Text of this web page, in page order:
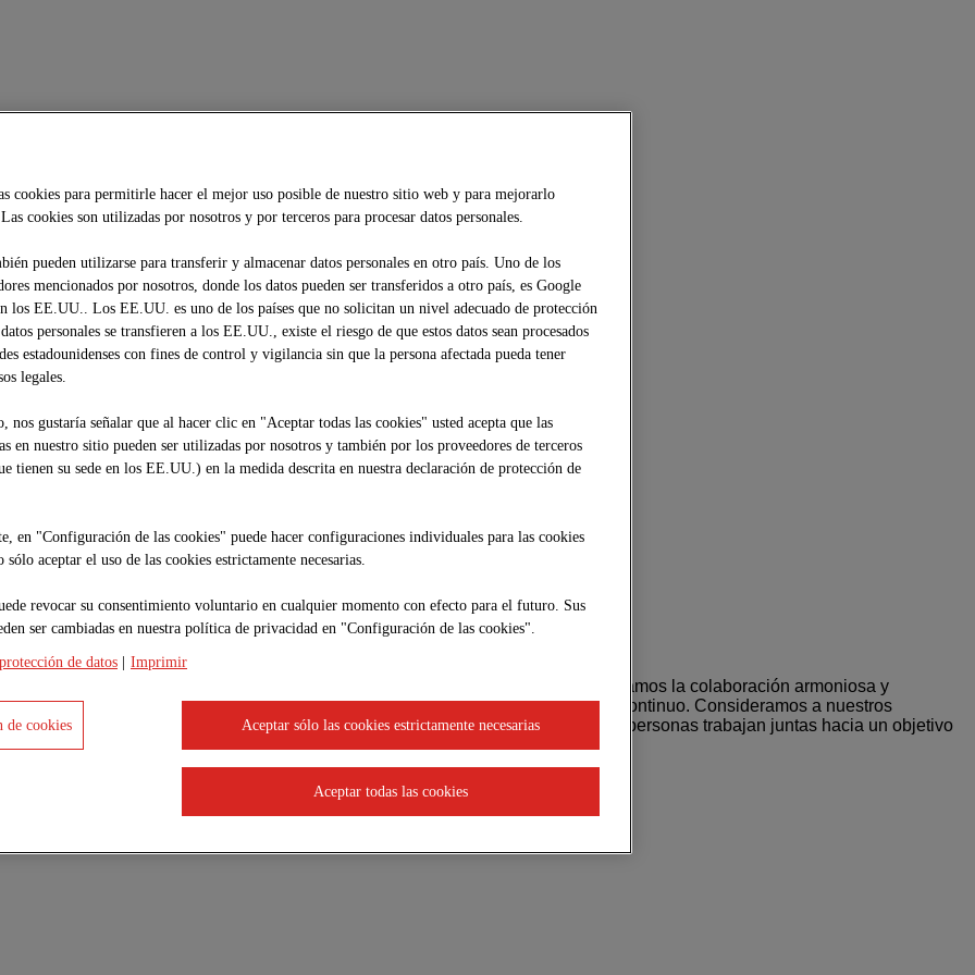
es fundamental para nuestro éxito. Con cerca de 5000 colaboradores, valoramos la colaboración armoniosa y
Work on Progress
" destaca nuestro compromiso con las personas y el progreso continuo. Consideramos a nuestros
de crecimiento profesional. Creemos que el éxito surge cuando las personas trabajan juntas hacia un objetivo
y bienestar, para seguir mejorando nuestra operación
cookies para permitirle hacer el mejor uso posible de nuestro sitio web y para mejorarlo
cookies son utilizadas por nosotros y por terceros para procesar datos personales.
pueden utilizarse para transferir y almacenar datos personales en otro país. Uno de los
mencionados por nosotros, donde los datos pueden ser transferidos a otro país, es Google
los EE.UU.. Los EE.UU. es uno de los países que no solicitan un nivel adecuado de protección
personales se transfieren a los EE.UU., existe el riesgo de que estos datos sean procesados
estadounidenses con fines de control y vigilancia sin que la persona afectada pueda tener
legales.
nos gustaría señalar que al hacer clic en "Aceptar todas las cookies" usted acepta que las
en nuestro sitio pueden ser utilizadas por nosotros y también por los proveedores de terceros
tienen su sede en los EE.UU.) en la medida descrita en nuestra declaración de protección de
en "Configuración de las cookies" puede hacer configuraciones individuales para las cookies
aceptar el uso de las cookies estrictamente necesarias.
revocar su consentimiento voluntario en cualquier momento con efecto para el futuro. Sus
ser cambiadas en nuestra política de privacidad en "Configuración de las cookies".
de datos Imprimir
Aceptar sólo las cookies estrictamente necesarias
Aceptar todas las cookies
de cookies